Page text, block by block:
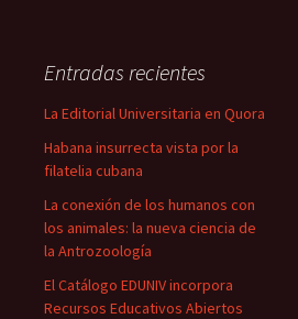
Entradas recientes
La Editorial Universitaria en Quora
Habana insurrecta vista por la
filatelia cubana
La conexión de los humanos con
los animales: la nueva ciencia de
la Antrozoología
El Catálogo EDUNIV incorpora
Recursos Educativos Abiertos